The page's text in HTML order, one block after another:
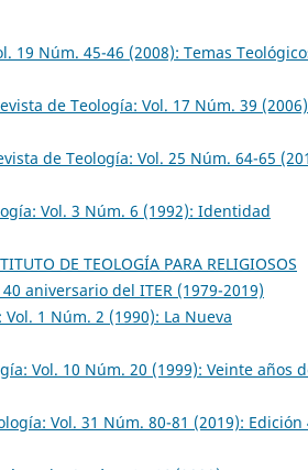
19 Núm. 45-46 (2008): Temas
de Teología: Vol. 17 Núm. 39
de Teología: Vol. 25 Núm. 64-65
Vol. 3 Núm. 6 (1992): Identidad
DE TEOLOGÍA PARA RELIGIOSOS
aniversario del ITER (1979-2019)
1 Núm. 2 (1990): La Nueva
Vol. 10 Núm. 20 (1999): Veinte años
Vol. 31 Núm. 80-81 (2019): Edición